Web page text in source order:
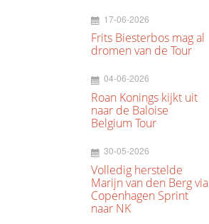
17-06-2026
Frits Biesterbos mag al
dromen van de Tour
04-06-2026
Roan Konings kijkt uit
naar de Baloise
Belgium Tour
30-05-2026
Volledig herstelde
Marijn van den Berg via
Copenhagen Sprint
naar NK